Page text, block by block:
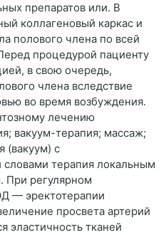
препаратов или. В
коллагеновый каркас и
полового члена по всей
процедурой пациенту
в свою очередь,
члена вследствие
во время возбуждения.
лечению
вакуум-терапия; массаж;
(вакуум) с
терапия локальным
При регулярном
— эректотерапии
просвета артерий
эластичность тканей